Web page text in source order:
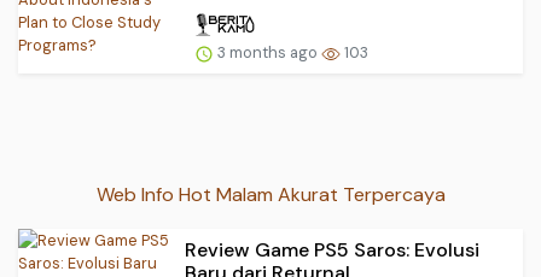
3 months ago 103
Web Info Hot Malam Akurat Terpercaya
Review Game PS5 Saros: Evolusi